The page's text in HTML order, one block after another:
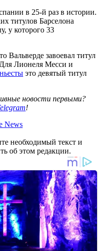
в 25-й раз в истории.
титулов Барселона
у которого 33
Вальверде завоевал титул
Лионеля Месси и
это девятый титул
новости первыми?
!
News
необходимый текст и
об этом редакции.